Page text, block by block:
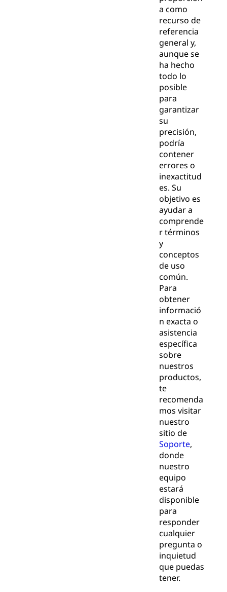
a como
recurso de
referencia
general y,
aunque se
ha hecho
todo lo
posible
para
garantizar
su
precisión,
podría
contener
errores o
inexactitud
es. Su
objetivo es
ayudar a
comprende
r términos
y
conceptos
de uso
común.
Para
obtener
informació
n exacta o
asistencia
específica
sobre
nuestros
productos,
te
recomenda
mos visitar
nuestro
sitio de
Soporte,
donde
nuestro
equipo
estará
disponible
para
responder
cualquier
pregunta o
inquietud
que puedas
tener.